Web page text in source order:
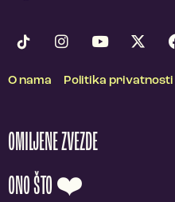
O nama Politika privatnosti
OMILJENE ZVEZDE
ONO ŠTO ❤️